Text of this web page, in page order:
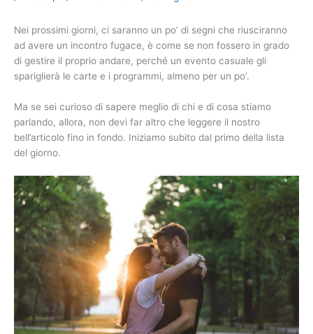
Nei prossimi giorni, ci saranno un po’ di segni che riusciranno
ad avere un incontro fugace, è come se non fossero in grado
di gestire il proprio andare, perché un evento casuale gli
spariglierà le carte e i programmi, almeno per un po’.
Ma se sei curioso di sapere meglio di chi e di cosa stiamo
parlando, allora, non devi far altro che leggere il nostro
bell’articolo fino in fondo. Iniziamo subito dal primo della lista
del giorno.